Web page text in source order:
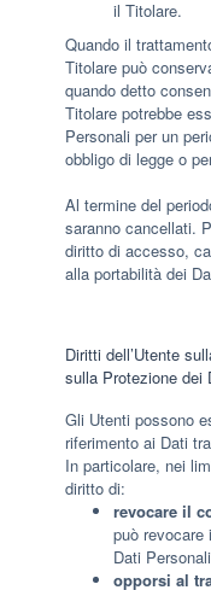
il Titolare.
Quando il
Titolare può
quando detto
Titolare potrebbe
Personali per un
obbligo di legge o
Al termine del
saranno cancellati.
diritto di accesso,
alla portabilità dei
Diritti dell’Utente
sulla Protezione dei
Gli Utenti possono
riferimento ai Dati
In particolare, nei
diritto di:
revocare il
può revocare
Dati
opporsi al